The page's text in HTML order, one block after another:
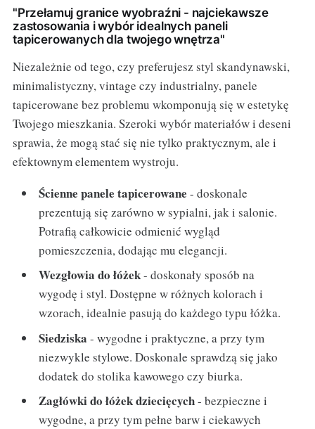
"Przełamuj granice wyobraźni - najciekawsze
zastosowania i wybór idealnych paneli
tapicerowanych dla twojego wnętrza"
Niezależnie od tego, czy preferujesz styl skandynawski,
minimalistyczny, vintage czy industrialny, panele
tapicerowane bez problemu wkomponują się w estetykę
Twojego mieszkania. Szeroki wybór materiałów i deseni
sprawia, że mogą stać się nie tylko praktycznym, ale i
efektownym elementem wystroju.
Ścienne panele tapicerowane - doskonale
prezentują się zarówno w sypialni, jak i salonie.
Potrafią całkowicie odmienić wygląd
pomieszczenia, dodając mu elegancji.
Wezgłowia do łóżek- doskonały sposób na
wygodę i styl. Dostępne w różnych kolorach i
wzorach, idealnie pasują do każdego typu łóżka.
Siedziska - wygodne i praktyczne, a przy tym
niezwykle stylowe. Doskonale sprawdzą się jako
dodatek do stolika kawowego czy biurka.
Zagłówki do łóżek dziecięcych- bezpieczne i
wygodne, a przy tym pełne barw i ciekawych